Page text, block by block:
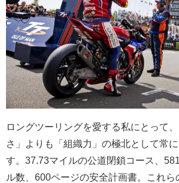
ロングツーリングを愛する私にとって
さ」よりも「組織力」の極北として常
す。37.73マイルの公道閉鎖コース、
ル数、600ページの安全計画書。これら